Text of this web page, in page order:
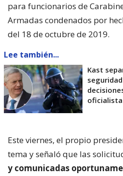
para funcionarios de
Armadas condenados por
del 18 de octubre de 2019.
Lee también...
Kast
oficialista
Este viernes, el propio
tema y señaló que las
y comunicadas